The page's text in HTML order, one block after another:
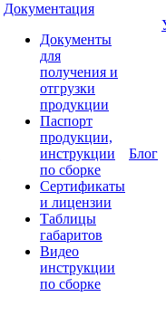
Документация
Документы
для
получения и
отгрузки
продукции
Паспорт
продукции,
инструкции
по сборке
Сертификаты
и лицензии
Таблицы
габаритов
Видео
инструкции
по сборке
Блог